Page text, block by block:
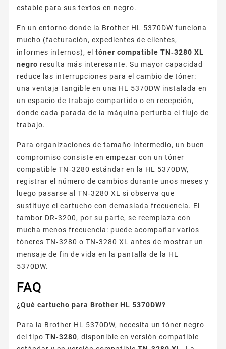
estable para sus textos en negro.
En un entorno donde la Brother HL 5370DW funciona
mucho (facturación, expedientes de clientes,
informes internos), el tóner compatible TN‑3280 XL
negro resulta más interesante. Su mayor capacidad
reduce las interrupciones para el cambio de tóner:
una ventaja tangible en una HL 5370DW instalada en
un espacio de trabajo compartido o en recepción,
donde cada parada de la máquina perturba el flujo de
trabajo.
Para organizaciones de tamaño intermedio, un buen
compromiso consiste en empezar con un tóner
compatible TN‑3280 estándar en la HL 5370DW,
registrar el número de cambios durante unos meses y
luego pasarse al TN‑3280 XL si observa que
sustituye el cartucho con demasiada frecuencia. El
tambor DR‑3200, por su parte, se reemplaza con
mucha menos frecuencia: puede acompañar varios
tóneres TN‑3280 o TN‑3280 XL antes de mostrar un
mensaje de fin de vida en la pantalla de la HL
5370DW.
FAQ
¿Qué cartucho para Brother HL 5370DW?
Para la Brother HL 5370DW, necesita un tóner negro
del tipo TN‑3280, disponible en versión compatible